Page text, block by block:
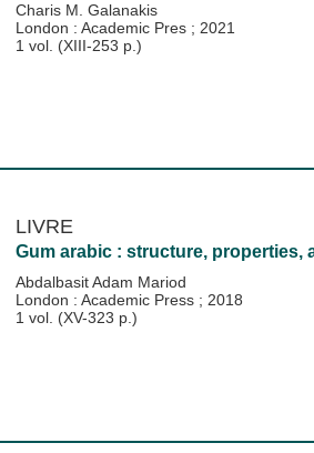
Charis M. Galanakis
London : Academic Pres ; 2021
1 vol. (XIII-253 p.)
LIVRE
Gum arabic : structure, properties,
Abdalbasit Adam Mariod
London : Academic Press ; 2018
1 vol. (XV-323 p.)